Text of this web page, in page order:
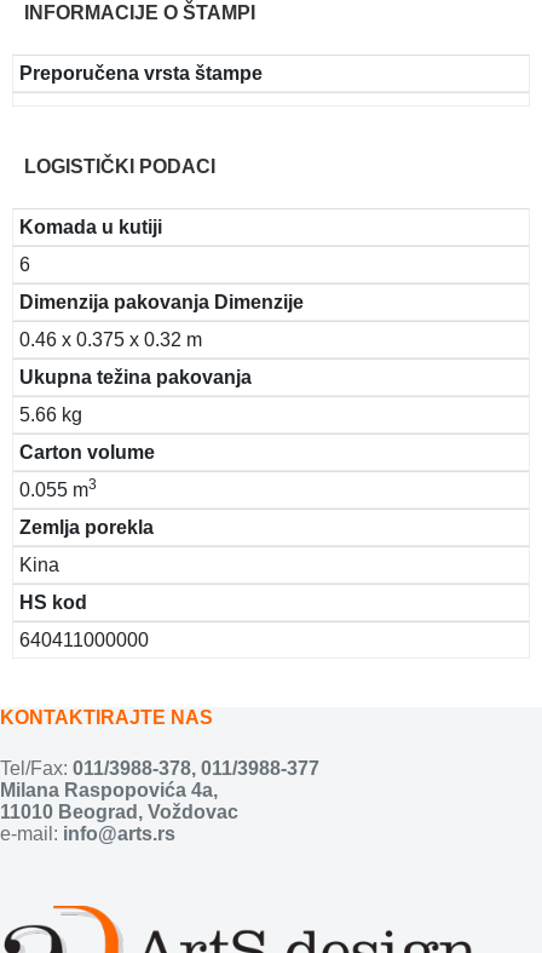
INFORMACIJE O ŠTAMPI
Preporučena vrsta štampe
LOGISTIČKI PODACI
Komada u kutiji
6
Dimenzija pakovanja Dimenzije
0.46 x 0.375 x 0.32 m
Ukupna težina pakovanja
5.66 kg
Carton volume
0.055 m3
Zemlja porekla
Kina
HS kod
640411000000
KONTAKTIRAJTE NAS
Tel/Fax: 011/3988-378, 011/3988-377
Milana Raspopovića 4a,
11010 Beograd, Voždovac
e-mail: info@arts.rs